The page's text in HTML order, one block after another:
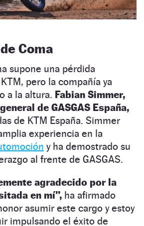
Coma
supone una pérdida
pero la compañía ya
a la altura. Fabian Simmer,
de GASGAS España,
de KTM España. Simmer
experiencia en la
y ha demostrado su
al frente de GASGAS.
agradecido por la
en mí”, ha afirmado
asumir este cargo y estoy
impulsando el éxito de